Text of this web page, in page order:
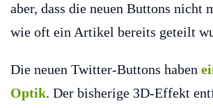
aber, dass die neuen Buttons nicht
wie oft ein Artikel bereits geteilt
Die neuen Twitter-Buttons haben
Optik. Der bisherige 3D-Effekt